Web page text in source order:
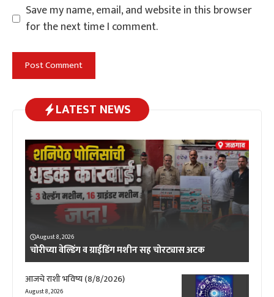
Save my name, email, and website in this browser
for the next time I comment.
LATEST NEWS
August 8, 2026
चोरीच्या वेल्डिंग व ग्राईडिंग मशीन सह चोरट्यास अटक
आजचे राशी भविष्य (8/8/2026)
August 8, 2026